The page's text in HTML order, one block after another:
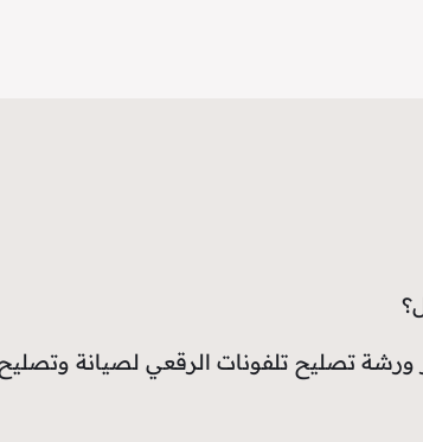
تصليح تلفونات الرقعي لصيانة